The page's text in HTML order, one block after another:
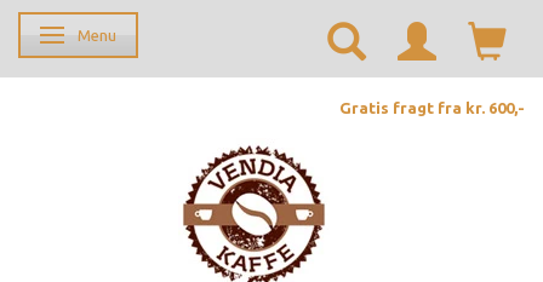
Skifte navigation
Menu
Gratis fragt fra kr. 600,-